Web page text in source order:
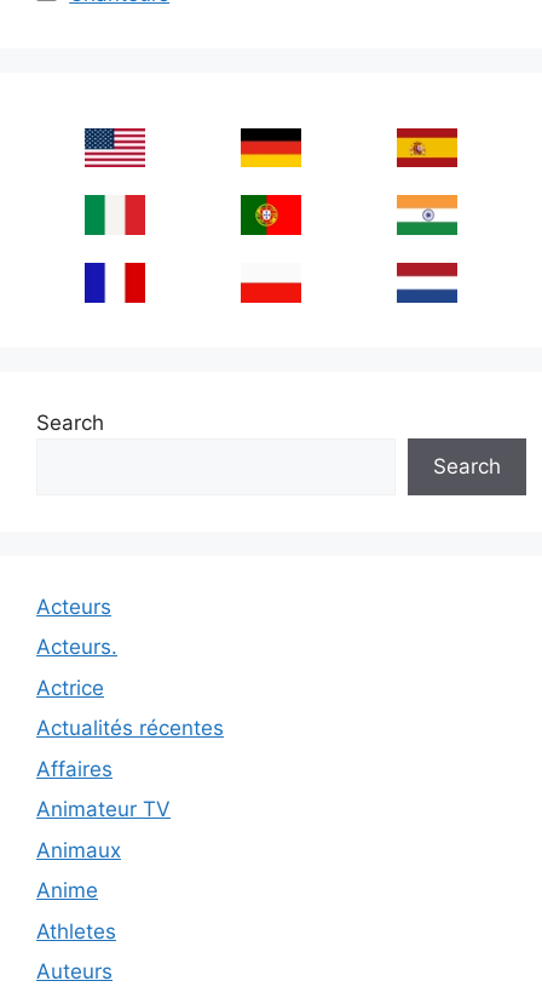
Search
Search
Acteurs
Acteurs.
Actrice
Actualités récentes
Affaires
Animateur TV
Animaux
Anime
Athletes
Auteurs